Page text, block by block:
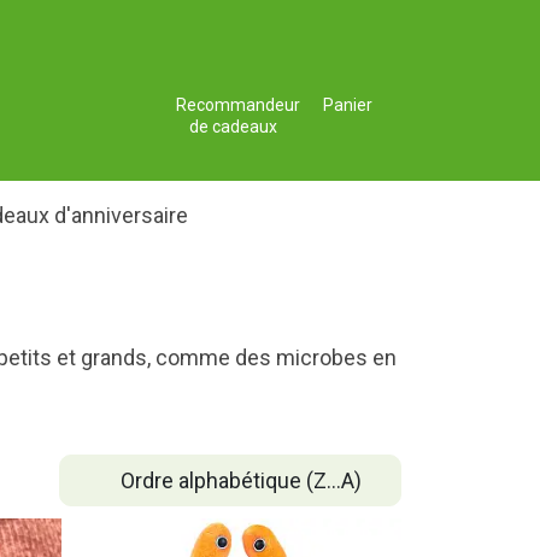
Panier
Recommandeur
de cadeaux
d'anniversaire
et grands, comme des microbes en
Ordre alphabétique (Z...A)